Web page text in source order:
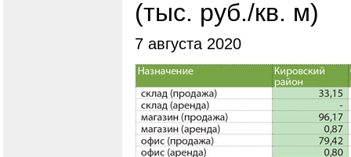
(тыс. руб./кв. м)
7 августа 2020